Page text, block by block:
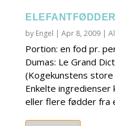
ELEFANTFØDDER
by Engel |Apr 8, 2009 |
Portion: en fod pr.
Dumas: Le Grand
(Kogekunstens
Enkelte
eller flere fødder fra